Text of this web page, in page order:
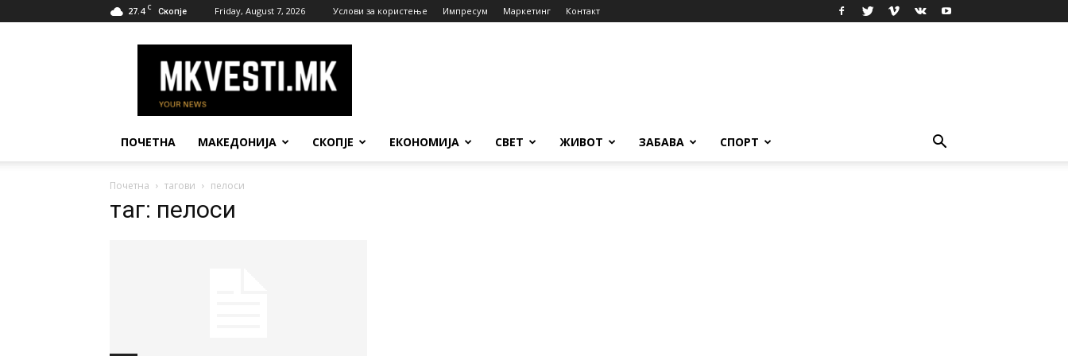
27.4 C Скопје Friday, August 7, 2026 Услови за користење Импресум Маркетинг Контакт
Вести
ПОЧЕТНА МАКЕДОНИЈА СКОПЈЕ ЕКОНОМИЈА СВЕТ ЖИВОТ ЗАБАВА СПОРТ
Почетна тагови пелоси
таг: пелоси